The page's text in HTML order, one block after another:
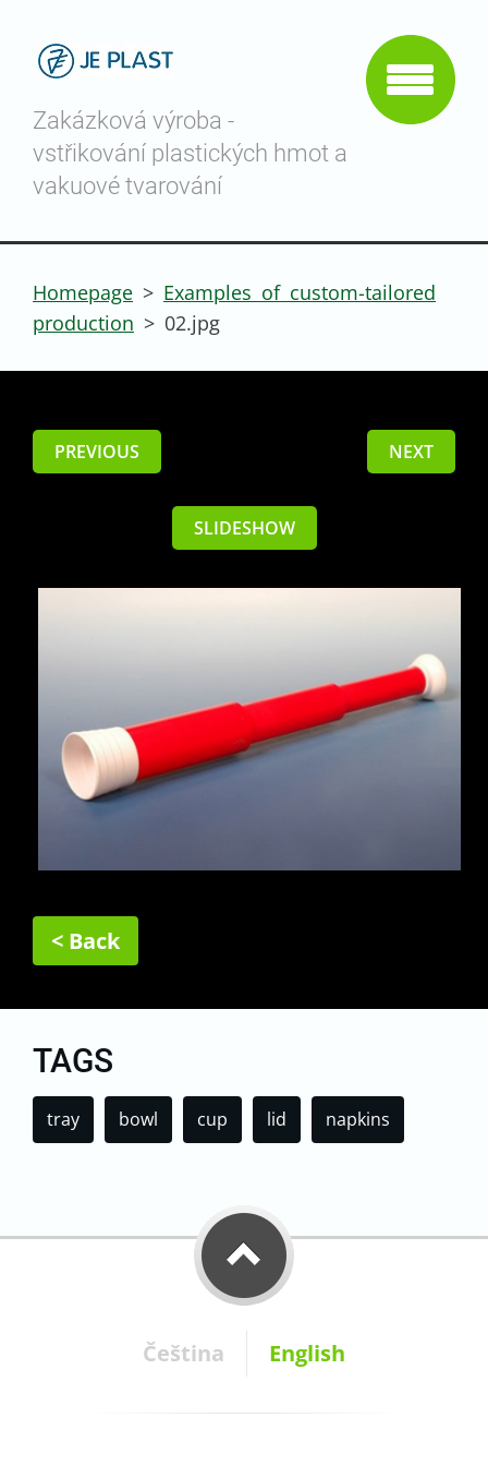
Zakázková výroba -
vstřikování plastických hmot a
vakuové tvarování
Homepage > Examples of custom-tailored
production > 02.jpg
PREVIOUS NEXT
SLIDESHOW
< Back
TAGS
tray bowl cup lid napkins
Čeština English